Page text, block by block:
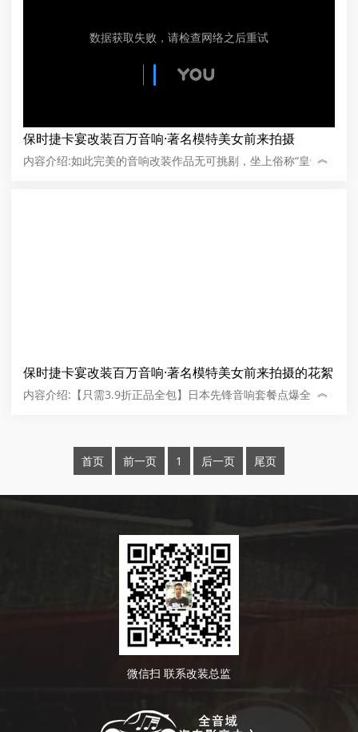
保时捷卡宴改装百万音响·著名模特美女前来拍摄
内容介绍:如此完美的音响改装作品无可挑剔，坐上俗称“皇帝︽
保时捷卡宴改装百万音响·著名模特美女前来拍摄的花絮
内容介绍:【只需3.9折正品全包】日本先锋音响套餐点爆全网最
︽
首页 前一页 1 后一页 尾页
微信扫 联系改装总监